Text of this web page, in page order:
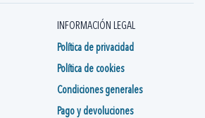
INFORMACIÓN LEGAL
Política de privacidad
Política de cookies
Condiciones generales
Pago y devoluciones